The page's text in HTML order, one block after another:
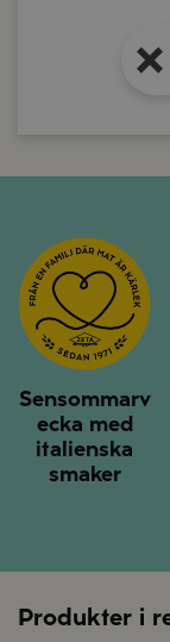
Sensommarv
ecka med
italienska
smaker
Produkter i